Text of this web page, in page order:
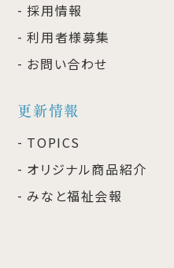
採用情報
利用者様募集
お問い合わせ
更新情報
TOPICS
オリジナル商品紹介
みなと福祉会報